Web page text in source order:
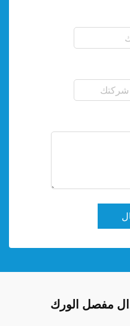
مفصل الورك